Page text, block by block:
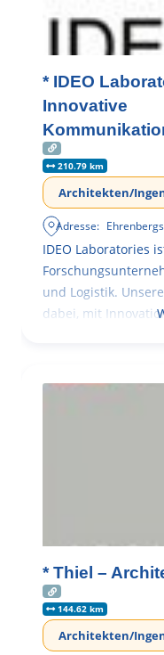
* IDEO
Innovative
210.79 km
Architekten/
Adresse:
IDEO Laboratories
und Logistik.
dabei, mit
* Thiel –
144.62 km
Architekten/